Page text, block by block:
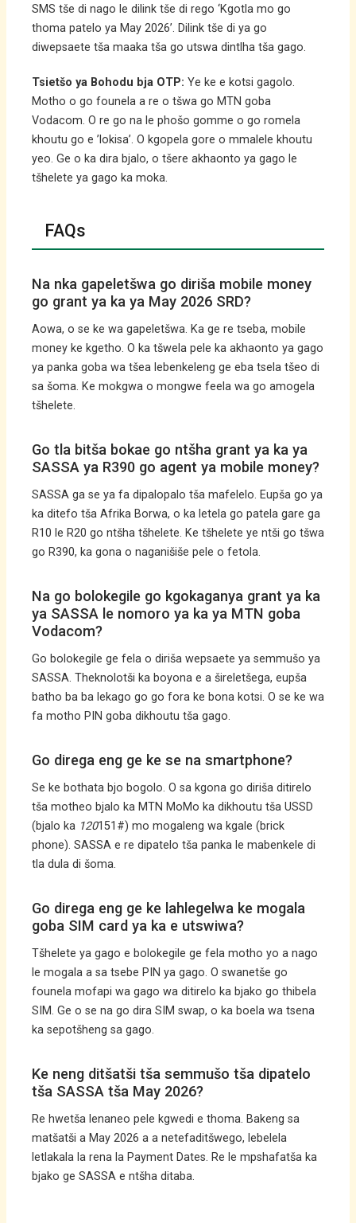
SMS tše di nago le dilink tše di rego ‘Kgotla mo go
thoma patelo ya May 2026’. Dilink tše di ya go
diwepsaete tša maaka tša go utswa dintlha tša gago.
Tsietšo ya Bohodu bja OTP: Ye ke e kotsi gagolo.
Motho o go founela a re o tšwa go MTN goba
Vodacom. O re go na le phošo gomme o go romela
khoutu go e ’lokisa’. O kgopela gore o mmalele khoutu
yeo. Ge o ka dira bjalo, o tšere akhaonto ya gago le
tšhelete ya gago ka moka.
FAQs
Na nka gapeletšwa go diriša mobile money
go grant ya ka ya May 2026 SRD?
Aowa, o se ke wa gapeletšwa. Ka ge re tseba, mobile
money ke kgetho. O ka tšwela pele ka akhaonto ya gago
ya panka goba wa tšea lebenkeleng ge eba tsela tšeo di
sa šoma. Ke mokgwa o mongwe feela wa go amogela
tšhelete.
Go tla bitša bokae go ntšha grant ya ka ya
SASSA ya R390 go agent ya mobile money?
SASSA ga se ya fa dipalopalo tša mafelelo. Eupša go ya
ka ditefo tša Afrika Borwa, o ka letela go patela gare ga
R10 le R20 go ntšha tšhelete. Ke tšhelete ye ntši go tšwa
go R390, ka gona o naganišiše pele o fetola.
Na go bolokegile go kgokaganya grant ya ka
ya SASSA le nomoro ya ka ya MTN goba
Vodacom?
Go bolokegile ge fela o diriša wepsaete ya semmušo ya
SASSA. Theknolotši ka boyona e a šireletšega, eupša
batho ba ba lekago go go fora ke bona kotsi. O se ke wa
fa motho PIN goba dikhoutu tša gago.
Go direga eng ge ke se na smartphone?
Se ke bothata bjo bogolo. O sa kgona go diriša ditirelo
tša motheo bjalo ka MTN MoMo ka dikhoutu tša USSD
(bjalo ka 120151#) mo mogaleng wa kgale (brick
phone). SASSA e re dipatelo tša panka le mabenkele di
tla dula di šoma.
Go direga eng ge ke lahlegelwa ke mogala
goba SIM card ya ka e utswiwa?
Tšhelete ya gago e bolokegile ge fela motho yo a nago
le mogala a sa tsebe PIN ya gago. O swanetše go
founela mofapi wa gago wa ditirelo ka bjako go thibela
SIM. Ge o se na go dira SIM swap, o ka boela wa tsena
ka sepotšheng sa gago.
Ke neng ditšatši tša semmušo tša dipatelo
tša SASSA tša May 2026?
Re hwetša lenaneo pele kgwedi e thoma. Bakeng sa
matšatši a May 2026 a a netefaditšwego, lebelela
letlakala la rena la Payment Dates. Re le mpshafatša ka
bjako ge SASSA e ntšha ditaba.